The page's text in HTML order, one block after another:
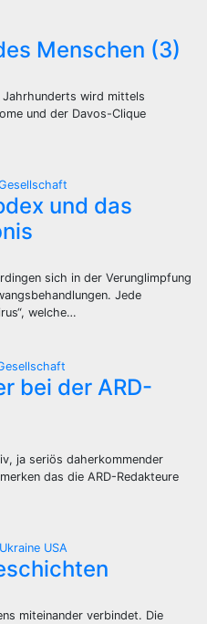
Menschen (3)
Jahrhunderts wird mittels
und der Davos-Clique
und das
sich in der Verunglimpfung
Jede
welche…
bei der ARD-
ja seriös daherkommender
das die ARD-Redakteure
Ukraine USA
miteinander verbindet. Die